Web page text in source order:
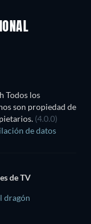
Todos los
son propiedad de
(4.0.0)
de datos
de TV
dragón